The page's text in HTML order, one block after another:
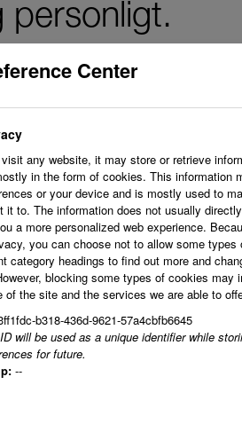
personligt.
Vi stræber efter at
værdsætter dig og
tilbyder
og professionelle
Sammen skaber vi
verden.
Center
any website, it may store or retrieve
in the form of cookies. This information
or your device and is mostly used to
it to. The information does not usually
a more personalized web experience.
you can choose not to allow some
category headings to find out more and
blocking some types of cookies may
of the site and the services we are able to
b318-436d-9621-57a4cbfb6645
will be used as a unique identifier while
for future.
--